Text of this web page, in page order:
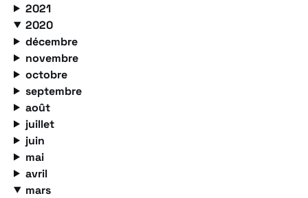
2021
2020
décembre
novembre
octobre
septembre
août
juillet
juin
mai
avril
mars